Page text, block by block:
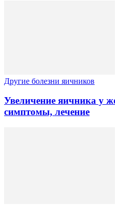
Другие болезни яичников
Увеличение яичника у
симптомы, лечение